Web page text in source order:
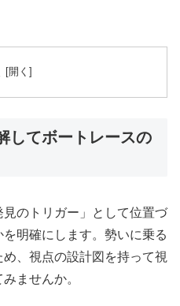
してボートレースの
のトリガー」として位置づ
明確にします。勢いに乗る
、視点の設計図を持って視
ませんか。